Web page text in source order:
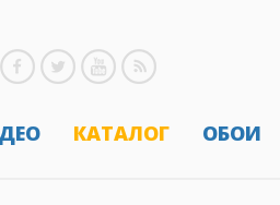
КАТАЛОГ ОБОИ